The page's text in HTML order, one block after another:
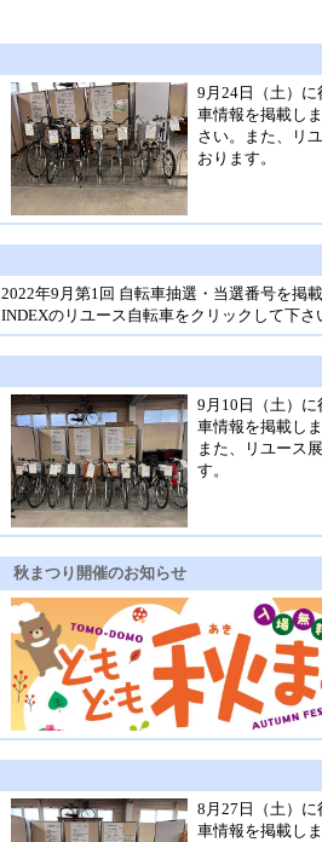
9月24日（土）
車情報を掲載し
さい。また、リ
おります。
2022年9月第1回 自転車抽選・当選番号を掲
INDEXのリユース自転車をクリックして下さ
9月10日（土）
車情報を掲載し
また、リユース
す。
秋まつり開催のお知らせ
8月27日（土）
車情報を掲載し